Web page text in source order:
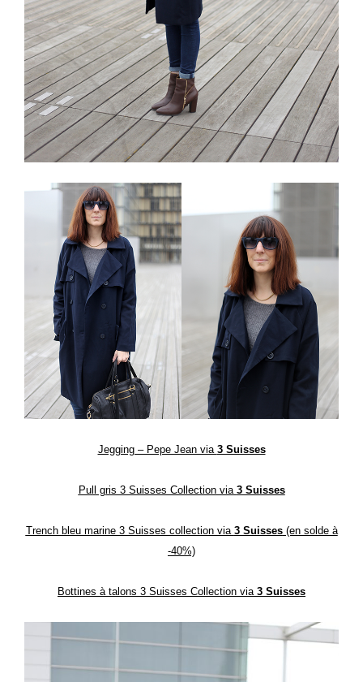
Jegging – Pepe Jean via 3 Suisses
Pull gris 3 Suisses Collection via 3 Suisses
Trench bleu marine 3 Suisses collection via 3 Suisses(en solde à
-40%)
Bottines à talons 3 Suisses Collection via 3 Suisses